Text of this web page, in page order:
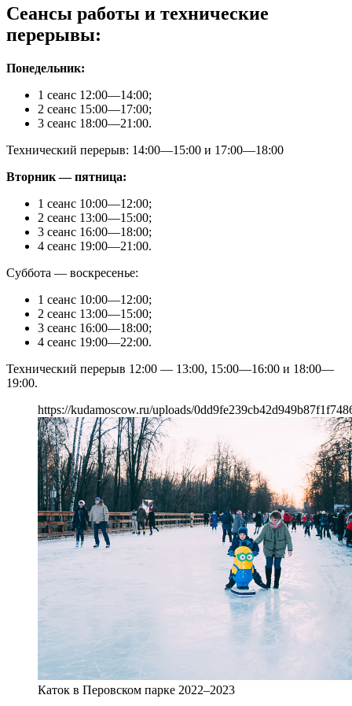
Сеансы работы и технические
перерывы:
Понедельник:
1 сеанс 12:00—14:00;
2 сеанс 15:00—17:00;
3 сеанс 18:00—21:00.
Технический перерыв: 14:00—15:00 и 17:00—18:00
Вторник — пятница:
1 сеанс 10:00—12:00;
2 сеанс 13:00—15:00;
3 сеанс 16:00—18:00;
4 сеанс 19:00—21:00.
Суббота — воскресенье:
1 сеанс 10:00—12:00;
2 сеанс 13:00—15:00;
3 сеанс 16:00—18:00;
4 сеанс 19:00—22:00.
Технический перерыв 12:00 — 13:00, 15:00—16:00 и 18:00—
19:00.
https://kudamoscow.ru/uploads/
Каток в Перовском парке 2022–2023